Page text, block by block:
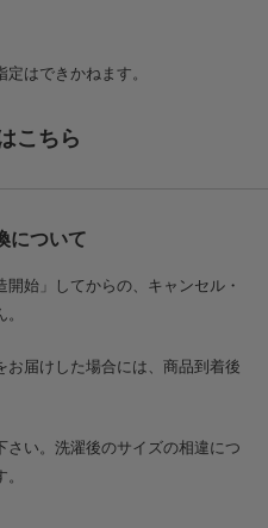
はできかねます。
こちら
について
始」してからの、キャンセル・
届けした場合には、商品到着後
い。洗濯後のサイズの相違につ